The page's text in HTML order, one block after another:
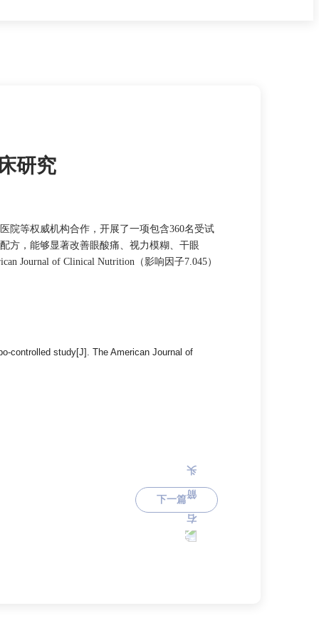
研究
院等权威机构合作，开展了一项包含360名受试
方，能够显著改善眼酸痛、视力模糊、干眼
Journal of Clinical Nutrition（影响因子7.045）
controlled study[J]. The American Journal of
下一篇